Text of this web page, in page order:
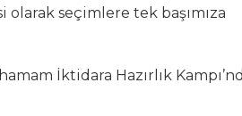
seçimlere tek başımıza
İktidara Hazırlık